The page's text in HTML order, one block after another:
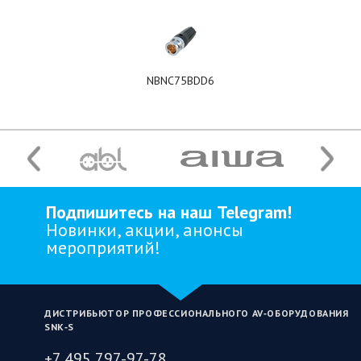
NBNC75BDD6
Подпишитесь на наш Telegram!
Новинки, акции, анонсы
мероприятий!
ДИСТРИБЬЮТОР ПРОФЕССИОНАЛЬНОГО AV‑ОБОРУДОВАНИЯ
SNK‑S